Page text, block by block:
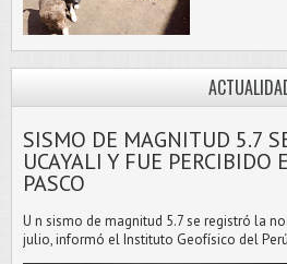
SISMO DE MAGNITUD 5.7
UCAYALI Y FUE PERCIBIDO
PASCO
U n sismo de magnitud 5.7 se registró la
julio, informó el Instituto Geofísico del